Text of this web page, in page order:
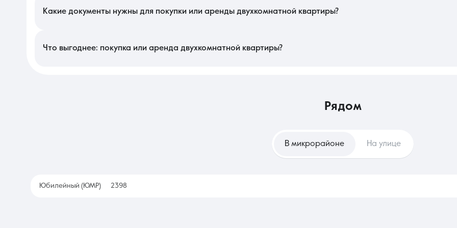
Какие документы нужны для покупки или аренды двухкомнатной квартиры?
Что выгоднее: покупка или аренда двухкомнатной квартиры?
рядом
В микрорайоне На улице
Юбилейный (ЮМР) 2398